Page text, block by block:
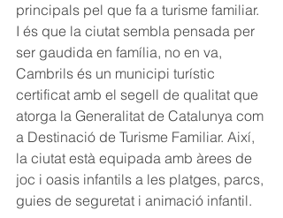
principals pel que fa a turisme familiar.
I és que la ciutat sembla pensada per
ser gaudida en família, no en va,
Cambrils és un municipi turístic
certificat amb el segell de qualitat que
atorga la Generalitat de Catalunya com
a Destinació de Turisme Familiar. Així,
la ciutat està equipada amb àrees de
joc i oasis infantils a les platges, parcs,
guies de seguretat i animació infantil.